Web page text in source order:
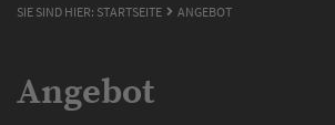
SIE SIND HIER: STARTSEITE ANGEBOT
Angebot